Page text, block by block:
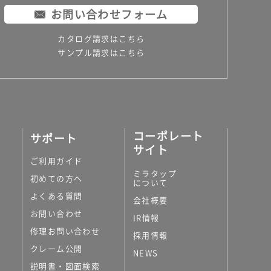
お問い合わせフォーム
カタログ請求はこちら
サンプル請求はこちら
サポート
ご利用ガイド
初めての方へ
よくある質問
お問い合わせ
修理お問い合わせ
クレーム公開
説明書・図面検索
コーポレート
サイト
ミラタップ
について
会社概要
IR情報
採用情報
NEWS